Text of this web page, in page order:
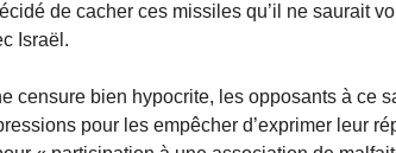
de cacher ces missiles qu’il ne saurait
Israël.
censure bien hypocrite, les opposants à ce
pour les empêcher d’exprimer leur